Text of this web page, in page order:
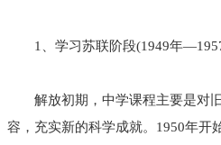
1、学习苏联阶段(1949年
解放初期，中学课程主要是对
容，充实新的科学成就。1950年开